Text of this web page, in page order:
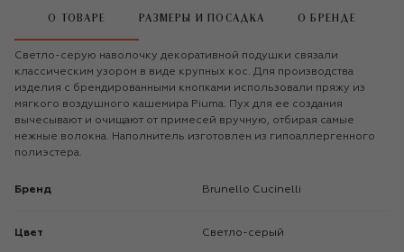
О ТОВАРЕ РАЗМЕРЫ И ПОСАДКА О БРЕНДЕ
Светло-серую наволочку декоративной подушки связали
классическим узором в виде крупных кос. Для производства
изделия с брендированными кнопками использовали пряжу из
мягкого воздушного кашемира Piuma. Пух для ее создания
вычесывают и очищают от примесей вручную, отбирая самые
нежные волокна. Наполнитель изготовлен из гипоаллергенного
полиэстера.
Бренд Brunello Cucinelli
Цвет Светло-серый